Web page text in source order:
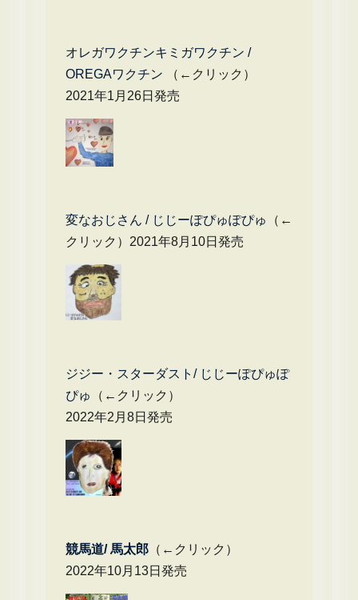
オレガワクチンキミガワクチン /
OREGAワクチン （←クリック）
2021年1月26日発売
変なおじさん / じじーぽぴゅぽぴゅ
（←
クリック）2021年8月10日発売
ジジー・スターダスト/ じじーぽぴゅぽ
ぴゅ
（←クリック）
2022年2月8日発売
競馬道/ 馬太郎（←クリック）
2022年10月13日発売